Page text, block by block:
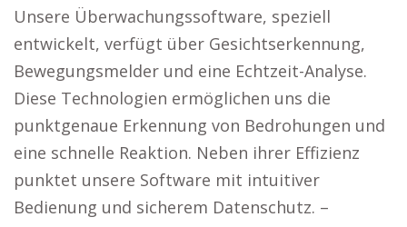
Unsere Überwachungssoftware, speziell
entwickelt, verfügt über Gesichtserkennung,
Bewegungsmelder und eine Echtzeit-Analyse.
Diese Technologien ermöglichen uns die
punktgenaue Erkennung von Bedrohungen und
eine schnelle Reaktion. Neben ihrer Effizienz
punktet unsere Software mit intuitiver
Bedienung und sicherem Datenschutz. –